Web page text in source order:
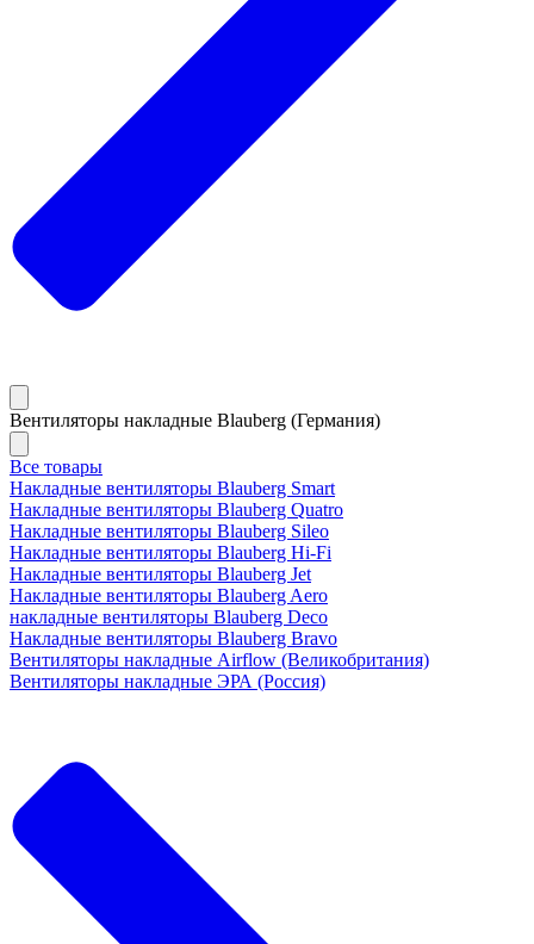
Вентиляторы накладные Blauberg (Германия)
Все товары
Накладные вентиляторы Blauberg Smart
Накладные вентиляторы Blauberg Quatro
Накладные вентиляторы Blauberg Sileo
Накладные вентиляторы Blauberg Hi-Fi
Накладные вентиляторы Blauberg Jet
Накладные вентиляторы Blauberg Aero
накладные вентиляторы Blauberg Deco
Накладные вентиляторы Blauberg Bravo
Вентиляторы накладные Airflow (Великобритания)
Вентиляторы накладные ЭРА (Россия)